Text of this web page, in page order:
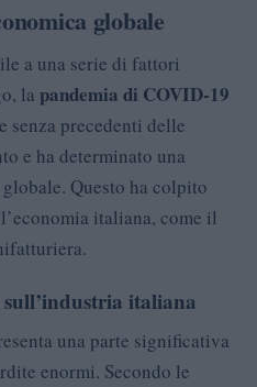
globale
a una serie di fattori
la pandemia di COVID-19
senza precedenti delle
e ha determinato una
Questo ha colpito
italiana, come il
italiana
una parte significativa
enormi. Secondo le